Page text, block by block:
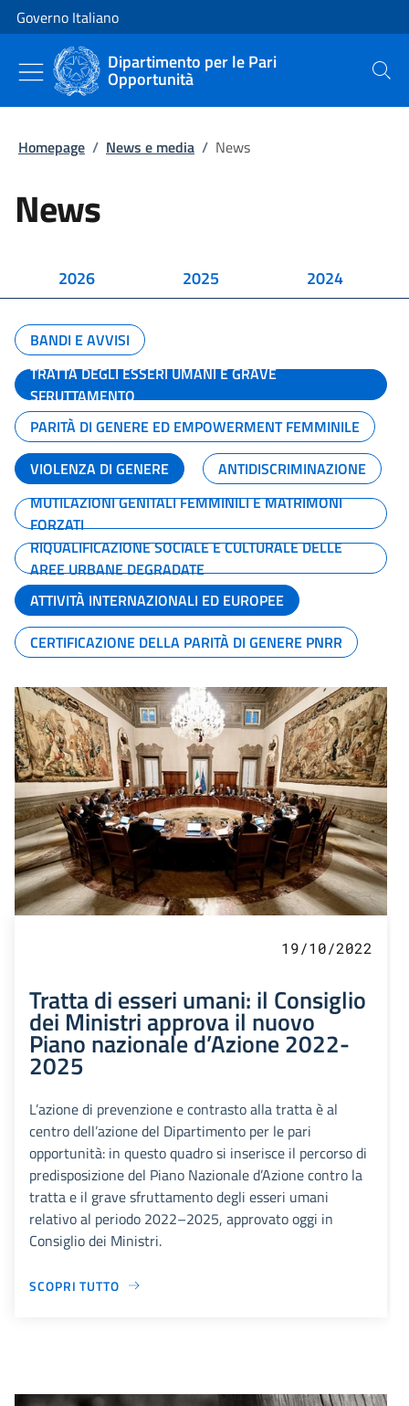
Vai al contenuto
Vai alla navigazione del sito
Governo Italiano
Dipartimento per le Pari
Opportunità Cerca
Homepage / News e media / News
News
2026 2025 2024
BANDI E AVVISI
TRATTA DEGLI ESSERI UMANI E GRAVE
SFRUTTAMENTO
PARITÀ DI GENERE ED EMPOWERMENT FEMMINILE
VIOLENZA DI GENERE
ANTIDISCRIMINAZIONE
MUTILAZIONI GENITALI FEMMINILI E MATRIMONI
FORZATI
RIQUALIFICAZIONE SOCIALE E CULTURALE DELLE
AREE URBANE DEGRADATE
ATTIVITÀ INTERNAZIONALI ED EUROPEE
CERTIFICAZIONE DELLA PARITÀ DI GENERE PNRR
19/10/2022
Tratta di esseri umani: il Consiglio
dei Ministri approva il nuovo
Piano nazionale d’Azione 2022-
2025
L’azione di prevenzione e contrasto alla tratta è al
centro dell’azione del Dipartimento per le pari
opportunità: in questo quadro si inserisce il percorso di
predisposizione del Piano Nazionale d’Azione contro la
tratta e il grave sfruttamento degli esseri umani
relativo al periodo 2022–2025, approvato oggi in
Consiglio dei Ministri.
SCOPRI TUTTO